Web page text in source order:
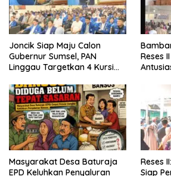
Joncik Siap Maju Calon
Gubernur Sumsel, PAN
Linggau Targetkan 4 Kursi
Reses
Masyarakat Desa Baturaja
EPD Keluhkan Penyaluran
Reses
Siap